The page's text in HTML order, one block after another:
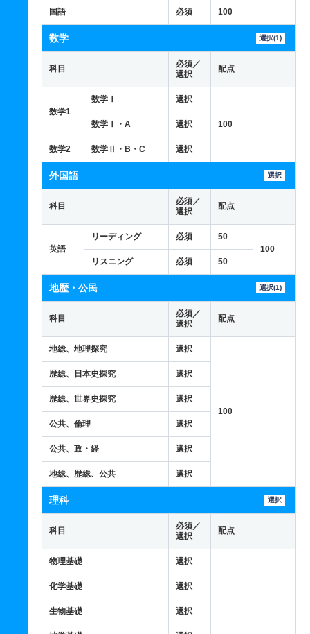
国語 必須 100
数学 選択(1)
科目
必須／
選択
配点
数学1
数学Ⅰ 選択
100
数学Ⅰ・A 選択
数学2 数学Ⅱ・B・C 選択
外国語 選択
科目
必須／
選択
配点
英語
リーディング 必須
50
100
リスニング
必須 50
地歴・公民 選択(1)
科目
必須／
選択
配点
地総、地理探究 選択
100
歴総、日本史探究 選択
歴総、世界史探究 選択
公共、倫理 選択
公共、政・経 選択
地総、歴総、公共 選択
理科 選択
科目
必須／
選択
配点
物理基礎 選択
化学基礎 選択
生物基礎 選択